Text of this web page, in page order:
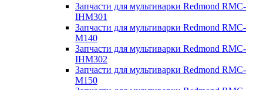
Запчасти для мультиварки Redmond RMC-
IHM301
Запчасти для мультиварки Redmond RMC-
M140
Запчасти для мультиварки Redmond RMC-
IHM302
Запчасти для мультиварки Redmond RMC-
M150